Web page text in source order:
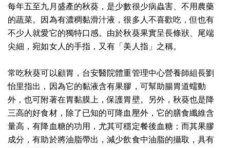
每年五至九月盛產的秋葵，是少數很少病蟲害、不用農藥
的蔬菜。因為有濃稠黏滑汁液，很多人不喜歡吃，但也有
不少人就愛它的獨特口感。由於秋葵果實呈長條狀、尾端
尖細，宛如女人的手指，又有「美人指」之稱。
常吃秋葵可以顧胃，台安醫院體重管理中心營養師組長劉
怡里指出，因為它的黏液含有果膠，可幫助腸胃道蠕動
外，也可附著在胃黏膜上，保護胃壁。另外，秋葵也是降
三高的好食材，除了已知的可降血壓外，它的膳食纖維含
量高，有降血糖的功用，尤其可穩定餐後血糖；而其果膠
成分，有助於將油脂帶出，減少飲食中油脂的攝取，具有